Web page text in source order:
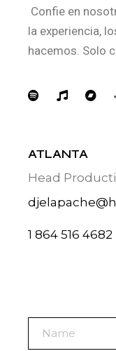
Confie en
la experiencia,
hacemos. Solo
ATLANTA
Head
1 864 516 4682